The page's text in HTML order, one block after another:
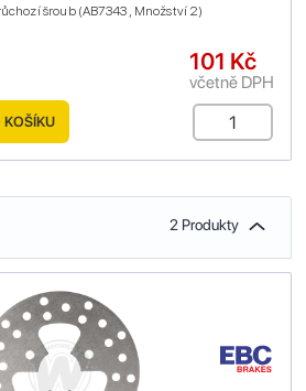
šroub (AB7343 , Množství 2)
101 Kč
včetně DPH
KOŠÍKU
2 Produkty